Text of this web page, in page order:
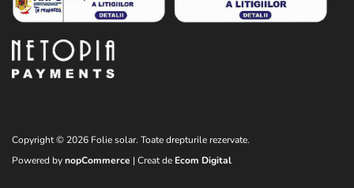
sau înlocuiți segmentele deteriorare pentru a menține eficiența
Copyright © 2026 Folie solar. Toate drepturile rezervate.
Powered bynopCommerce | Creat de Ecom Digital